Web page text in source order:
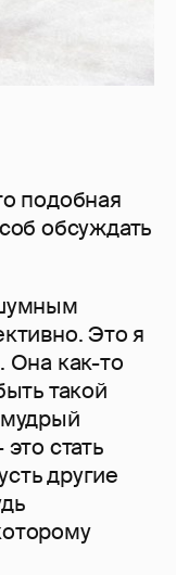
подобная
обсуждать
Это я
Она как-то
такой
стать
другие